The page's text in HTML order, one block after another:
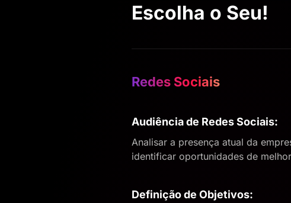
Escolha o Seu!
Redes Sociais
Audiência de Redes Sociais:
Analisar a presença atual da
identificar oportunidades de
Definição de Objetivos: